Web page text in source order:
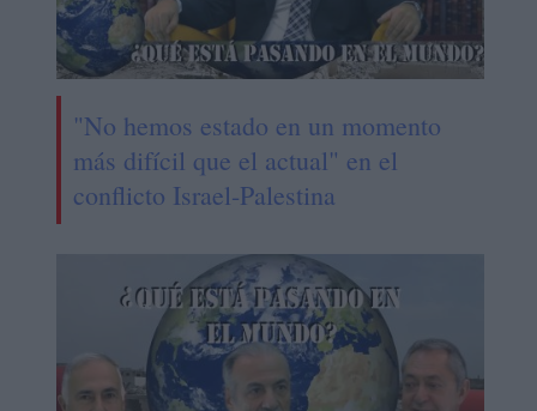
"No hemos estado en un momento
más difícil que el actual" en el
conflicto Israel-Palestina